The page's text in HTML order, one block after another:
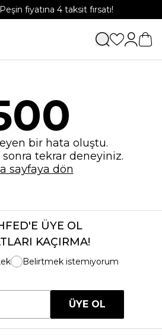
fiyatına 4 taksit fırsatı!
bir hata oluştu.
tekrar deneyiniz.
sayfaya dön
ÜYE OL
KAÇIRMA!
Belirtmek istemiyorum
ÜYE OL